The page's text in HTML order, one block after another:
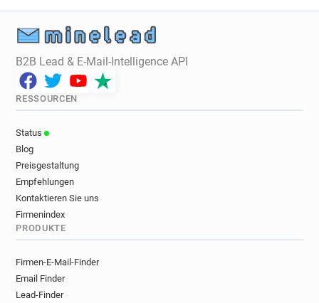
B2B Lead & E-Mail-Intelligence API
RESSOURCEN
Status
Blog
Preisgestaltung
Empfehlungen
Kontaktieren Sie uns
Firmenindex
PRODUKTE
Firmen-E-Mail-Finder
Email Finder
Lead-Finder